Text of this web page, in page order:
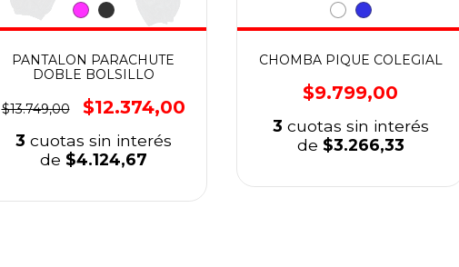
PANTALON PARACHUTE
DOBLE BOLSILLO
$13.749,00 $12.374,00
3 cuotas sin interés
de $4.124,67
CHOMBA PIQUE COLEGIAL
$9.799,00
3 cuotas sin interés
de $3.266,33